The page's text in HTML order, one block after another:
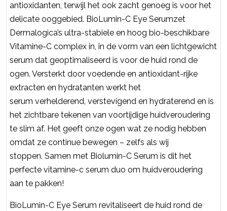
antioxidanten, terwijl het ook zacht genoeg is voor het
delicate ooggebied. BioLumin-C Eye Serumzet
Dermalogica’s ultra-stabiele en hoog bio-beschikbare
Vitamine-C complex in, in de vorm van een lichtgewicht
serum dat geoptimaliseerd is voor de huid rond de
ogen. Versterkt door voedende en antioxidant-rijke
extracten en hydratanten werkt het
serum verhelderend, verstevigend en hydraterend en is
het zichtbare tekenen van voortijdige huidveroudering
te slim af. Het geeft onze ogen wat ze nodig hebben
omdat ze continue bewegen – zelfs als wij
stoppen. Samen met Biolumin-C Serum is dit het
perfecte vitamine-c serum duo om huidveroudering
aan te pakken!
BioLumin-C Eye Serum revitaliseert de huid rond de